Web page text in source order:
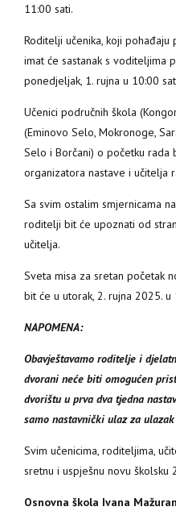
11:00 sati.
Roditelji učenika, koji
imat će sastanak s voditeljima
ponedjeljak, 1. rujna u 10:00
Učenici područnih škola
(Eminovo Selo, Mokronoge,
Selo i Borčani) o početku rada
organizatora nastave i učitelja
Sa svim ostalim smjernicama
roditelji bit će upoznati od
učitelja.
Sveta misa za sretan početak
bit će u utorak, 2. rujna 2025.
NAPOMENA:
Obavještavamo roditelje i
dvorani neće biti omogućen
dvorištu u prva dva tjedna
samo nastavnički ulaz za
Svim učenicima, roditeljima,
sretnu i uspješnu novu školsku
Osnovna škola Ivana